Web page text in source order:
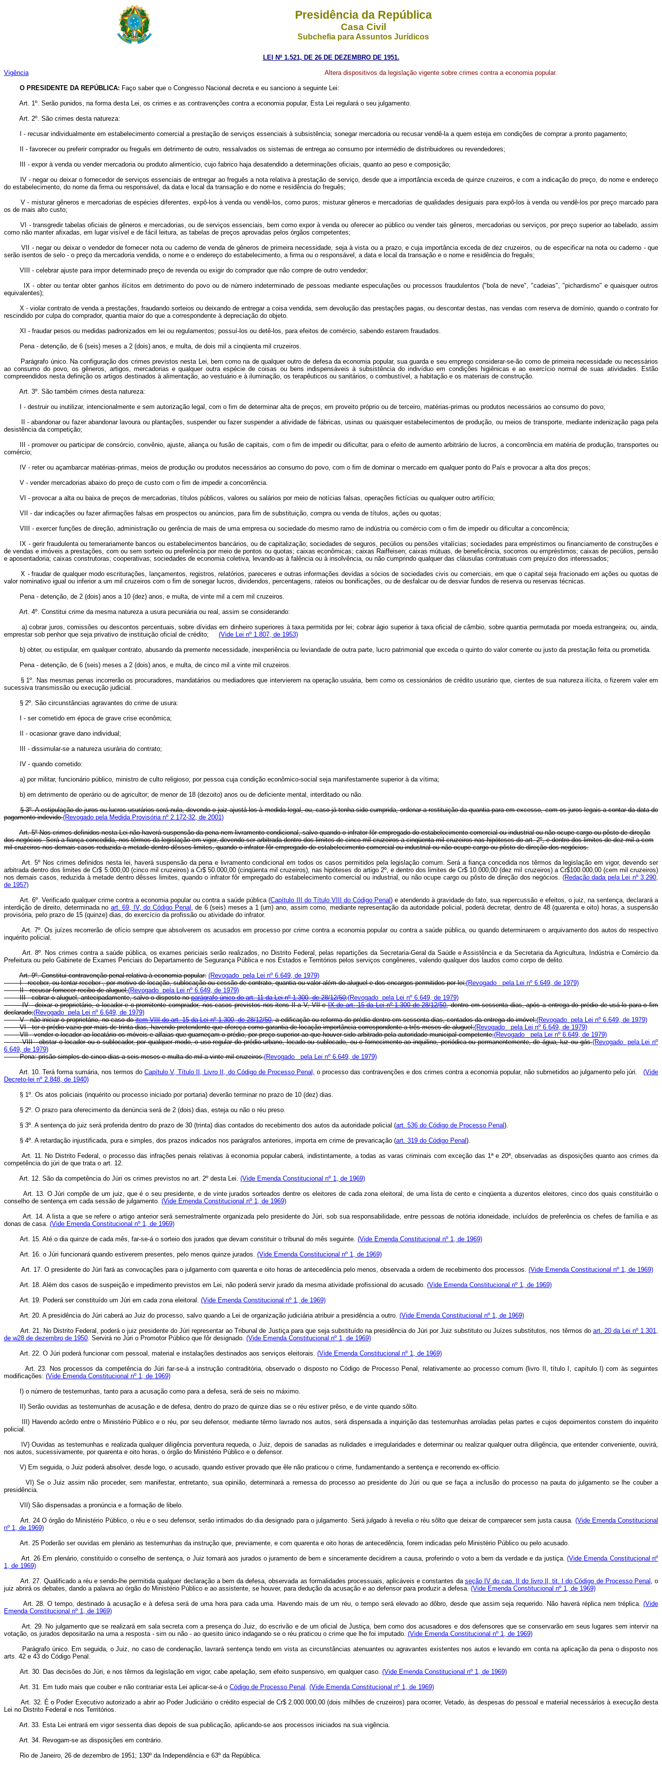
Presidência da República
Casa Civil
Subchefia para Assuntos Jurídicos
LEI Nº 1.521, DE 26 DE DEZEMBRO DE 1951.
Vigência Altera dispositivos da legislação vigente sobre crimes contra a economia popular.
O PRESIDENTE DA REPÚBLICA: Faço saber que o Congresso Nacional decreta e eu sanciono a seguinte Lei:
Art. 1º. Serão punidos, na forma desta Lei, os crimes e as contravenções contra a economia popular, Esta Lei regulará o seu julgamento.
Art. 2º. São crimes desta natureza:
I - recusar individualmente em estabelecimento comercial a prestação de serviços essenciais à subsistência; sonegar mercadoria ou recusar vendê-la a quem esteja em condições de comprar a pronto pagamento;
II - favorecer ou preferir comprador ou freguês em detrimento de outro, ressalvados os sistemas de entrega ao consumo por intermédio de distribuidores ou revendedores;
III - expor à venda ou vender mercadoria ou produto alimentício, cujo fabrico haja desatendido a determinações oficiais, quanto ao peso e composição;
IV - negar ou deixar o fornecedor de serviços essenciais de entregar ao freguês a nota relativa à prestação de serviço, desde que a importância exceda de quinze cruzeiros, e com a indicação do preço, do nome e endereço
do estabelecimento, do nome da firma ou responsável, da data e local da transação e do nome e residência do freguês;
V - misturar gêneros e mercadorias de espécies diferentes, expô-los à venda ou vendê-los, como puros; misturar gêneros e mercadorias de qualidades desiguais para expô-los à venda ou vendê-los por preço marcado para
os de mais alto custo;
VI - transgredir tabelas oficiais de gêneros e mercadorias, ou de serviços essenciais, bem como expor à venda ou oferecer ao público ou vender tais gêneros, mercadorias ou serviços, por preço superior ao tabelado, assim
como não manter afixadas, em lugar visível e de fácil leitura, as tabelas de preços aprovadas pelos órgãos competentes;
VII - negar ou deixar o vendedor de fornecer nota ou caderno de venda de gêneros de primeira necessidade, seja à vista ou a prazo, e cuja importância exceda de dez cruzeiros, ou de especificar na nota ou caderno - que
serão isentos de selo - o preço da mercadoria vendida, o nome e o endereço do estabelecimento, a firma ou o responsável, a data e local da transação e o nome e residência do freguês;
VIII - celebrar ajuste para impor determinado preço de revenda ou exigir do comprador que não compre de outro vendedor;
IX - obter ou tentar obter ganhos ilícitos em detrimento do povo ou de número indeterminado de pessoas mediante especulações ou processos fraudulentos ("bola de neve", "cadeias", "pichardismo" e quaisquer outros
equivalentes);
X - violar contrato de venda a prestações, fraudando sorteios ou deixando de entregar a coisa vendida, sem devolução das prestações pagas, ou descontar destas, nas vendas com reserva de domínio, quando o contrato for
rescindido por culpa do comprador, quantia maior do que a correspondente à depreciação do objeto.
XI - fraudar pesos ou medidas padronizados em lei ou regulamentos; possuí-los ou detê-los, para efeitos de comércio, sabendo estarem fraudados.
Pena - detenção, de 6 (seis) meses a 2 (dois) anos, e multa, de dois mil a cinqüenta mil cruzeiros.
Parágrafo único. Na configuração dos crimes previstos nesta Lei, bem como na de qualquer outro de defesa da economia popular, sua guarda e seu emprego considerar-se-ão como de primeira necessidade ou necessários
ao consumo do povo, os gêneros, artigos, mercadorias e qualquer outra espécie de coisas ou bens indispensáveis à subsistência do indivíduo em condições higiênicas e ao exercício normal de suas atividades. Estão
compreendidos nesta definição os artigos destinados à alimentação, ao vestuário e à iluminação, os terapêuticos ou sanitários, o combustível, a habitação e os materiais de construção.
Art. 3º. São também crimes desta natureza:
I - destruir ou inutilizar, intencionalmente e sem autorização legal, com o fim de determinar alta de preços, em proveito próprio ou de terceiro, matérias-primas ou produtos necessários ao consumo do povo;
II - abandonar ou fazer abandonar lavoura ou plantações, suspender ou fazer suspender a atividade de fábricas, usinas ou quaisquer estabelecimentos de produção, ou meios de transporte, mediante indenização paga pela
desistência da competição;
III - promover ou participar de consórcio, convênio, ajuste, aliança ou fusão de capitais, com o fim de impedir ou dificultar, para o efeito de aumento arbitrário de lucros, a concorrência em matéria de produção, transportes ou
comércio;
IV - reter ou açambarcar matérias-primas, meios de produção ou produtos necessários ao consumo do povo, com o fim de dominar o mercado em qualquer ponto do País e provocar a alta dos preços;
V - vender mercadorias abaixo do preço de custo com o fim de impedir a concorrência.
VI - provocar a alta ou baixa de preços de mercadorias, títulos públicos, valores ou salários por meio de notícias falsas, operações fictícias ou qualquer outro artifício;
VII - dar indicações ou fazer afirmações falsas em prospectos ou anúncios, para fim de substituição, compra ou venda de títulos, ações ou quotas;
VIII - exercer funções de direção, administração ou gerência de mais de uma empresa ou sociedade do mesmo ramo de indústria ou comércio com o fim de impedir ou dificultar a concorrência;
IX - gerir fraudulenta ou temerariamente bancos ou estabelecimentos bancários, ou de capitalização; sociedades de seguros, pecúlios ou pensões vitalícias; sociedades para empréstimos ou financiamento de construções e
de vendas e imóveis a prestações, com ou sem sorteio ou preferência por meio de pontos ou quotas; caixas econômicas; caixas Raiffeisen; caixas mútuas, de beneficência, socorros ou empréstimos; caixas de pecúlios, pensão
e aposentadoria; caixas construtoras; cooperativas; sociedades de economia coletiva, levando-as à falência ou à insolvência, ou não cumprindo qualquer das cláusulas contratuais com prejuízo dos interessados;
X - fraudar de qualquer modo escriturações, lançamentos, registros, relatórios, pareceres e outras informações devidas a sócios de sociedades civis ou comerciais, em que o capital seja fracionado em ações ou quotas de
valor nominativo igual ou inferior a um mil cruzeiros com o fim de sonegar lucros, dividendos, percentagens, rateios ou bonificações, ou de desfalcar ou de desviar fundos de reserva ou reservas técnicas.
Pena - detenção, de 2 (dois) anos a 10 (dez) anos, e multa, de vinte mil a cem mil cruzeiros.
Art. 4º. Constitui crime da mesma natureza a usura pecuniária ou real, assim se considerando:
a) cobrar juros, comissões ou descontos percentuais, sobre dívidas em dinheiro superiores à taxa permitida por lei; cobrar ágio superior à taxa oficial de câmbio, sobre quantia permutada por moeda estrangeira; ou, ainda,
emprestar sob penhor que seja privativo de instituição oficial de crédito; (Vide Lei nº 1.807, de 1953)
b) obter, ou estipular, em qualquer contrato, abusando da premente necessidade, inexperiência ou leviandade de outra parte, lucro patrimonial que exceda o quinto do valor corrente ou justo da prestação feita ou prometida.
Pena - detenção, de 6 (seis) meses a 2 (dois) anos, e multa, de cinco mil a vinte mil cruzeiros.
§ 1º. Nas mesmas penas incorrerão os procuradores, mandatários ou mediadores que intervierem na operação usuária, bem como os cessionários de crédito usurário que, cientes de sua natureza ilícita, o fizerem valer em
sucessiva transmissão ou execução judicial.
§ 2º. São circunstâncias agravantes do crime de usura:
I - ser cometido em época de grave crise econômica;
II - ocasionar grave dano individual;
III - dissimular-se a natureza usurária do contrato;
IV - quando cometido:
a) por militar, funcionário público, ministro de culto religioso; por pessoa cuja condição econômico-social seja manifestamente superior à da vítima;
b) em detrimento de operário ou de agricultor; de menor de 18 (dezoito) anos ou de deficiente mental, interditado ou não.
§ 3º. A estipulação de juros ou lucros usurários será nula, devendo o juiz ajustá-los à medida legal, ou, caso já tenha sido cumprida, ordenar a restituição da quantia para em excesso, com os juros legais a contar da data do
pagamento indevido.(Revogado pela Medida Provisória nº 2.172-32, de 2001)
Art. 5º Nos crimes definidos nesta Lei não haverá suspensão da pena nem livramento condicional, salvo quando o infrator fôr empregado do estabelecimento comercial ou industrial ou não ocupe cargo ou pôsto de direção
dos negócios. Será a fiança concedida, nos têrmos da legislação em vigor, devendo ser arbitrada dentro dos limites de cinco mil cruzeiros a cinqüenta mil cruzeiros nas hipóteses do art. 2º, e dentro dos limites de dez mil a cem
mil cruzeiros nos demais casos reduzida a metade dentro dêsses limites, quando o infrator fôr empregado do estabelecimento comercial ou industrial ou não ocupe cargo ou pôsto de direção dos negócios.
Art. 5º Nos crimes definidos nesta lei, haverá suspensão da pena e livramento condicional em todos os casos permitidos pela legislação comum. Será a fiança concedida nos têrmos da legislação em vigor, devendo ser
arbitrada dentro dos limites de Cr$ 5.000,00 (cinco mil cruzeiros) a Cr$ 50.000,00 (cinqüenta mil cruzeiros), nas hipóteses do artigo 2º, e dentro dos limites de Cr$ 10.000,00 (dez mil cruzeiros) a Cr$100.000,00 (cem mil cruzeiros)
nos demais casos, reduzida à metade dentro dêsses limites, quando o infrator fôr empregado do estabelecimento comercial ou industrial, ou não ocupe cargo ou pôsto de direção dos negócios. (Redação dada pela Lei nº 3.290,
de 1957)
Art. 6º. Verificado qualquer crime contra a economia popular ou contra a saúde pública (Capítulo III do Título VIII do Código Penal) e atendendo à gravidade do fato, sua repercussão e efeitos, o juiz, na sentença, declarará a
interdição de direito, determinada no art. 69, IV, do Código Penal , de 6 (seis) meses a 1 (um) ano, assim como, mediante representação da autoridade policial, poderá decretar, dentro de 48 (quarenta e oito) horas, a suspensão
provisória, pelo prazo de 15 (quinze) dias, do exercício da profissão ou atividade do infrator.
Art. 7º. Os juízes recorrerão de ofício sempre que absolverem os acusados em processo por crime contra a economia popular ou contra a saúde pública, ou quando determinarem o arquivamento dos autos do respectivo
inquérito policial.
Art. 8º. Nos crimes contra a saúde pública, os exames periciais serão realizados, no Distrito Federal, pelas repartições da Secretaria-Geral da Saúde e Assistência e da Secretaria da Agricultura, Indústria e Comércio da
Prefeitura ou pelo Gabinete de Exames Periciais do Departamento de Segurança Pública e nos Estados e Territórios pelos serviços congêneres, valendo qualquer dos laudos como corpo de delito.
Art. 9º. Constitui contravenção penal relativa à economia popular: (Revogado pela Lei nº 6.649, de 1979)
I - receber, ou tentar receber , por motivo de locação, sublocação ou cessão de contrato, quantia ou valor além do aluguel e dos encargos permitidos por lei;(Revogado pela Lei nº 6.649, de 1979)
II - recusar fornecer recibo de aluguel;(Revogado pela Lei nº 6.649, de 1979)
III - cobrar o aluguel, antecipadamente, salvo o disposto noparágrafo único do art. 11 da Lei nº 1.300, de 28/12/50;(Revogado pela Lei nº 6.649, de 1979)
IV - deixar o proprietário, o locador e o promitente comprador, nos casos previstos nos itens II a V, VII eIX do art. 15 da Lei nº 1.300 de 28/12/50, dentro em sessenta dias, após a entrega do prédio de usá-lo para o fim
declarado;(Revogado pela Lei nº 6.649, de 1979)
V - não iniciar o proprietário, no caso doitem VIII do art. 15 da Lei nº 1.300, de 28/12/50, a edificação ou reforma do prédio dentro em sessenta dias, contados da entrega do imóvel;(Revogado pela Lei nº 6.649, de 1979)
VI - ter o prédio vazio por mais de trinta dias, havendo pretendente que ofereça como garantia de locação importância correspondente a três meses de aluguel;(Revogado pela Lei nº 6.649, de 1979)
VII - vender o locador ao locatário os móveis e alfaias que guarneçam o prédio, por preço superior ao que houver sido arbitrado pela autoridade municipal competente;(Revogado pela Lei nº 6.649, de 1979)
VIII - obstar o locador ou o sublocador, por qualquer modo, o uso regular do prédio urbano, locado ou sublocado, ou o fornecimento ao inquilino, periódica ou permanentemente, de água, luz ou gás.(Revogado pela Lei nº
6.649, de 1979)
Pena: prisão simples de cinco dias a seis meses e multa de mil a vinte mil cruzeiros.(Revogado pela Lei nº 6.649, de 1979)
Art. 10. Terá forma sumária, nos termos doCapítulo V, Título II, Livro II, do Código de Processo Penal, o processo das contravenções e dos crimes contra a economia popular, não submetidos ao julgamento pelo júri.(Vide
Decreto-lei nº 2.848, de 1940)
§ 1º. Os atos policiais (inquérito ou processo iniciado por portaria) deverão terminar no prazo de 10 (dez) dias.
§ 2º. O prazo para oferecimento da denúncia será de 2 (dois) dias, esteja ou não o réu preso.
§ 3º. A sentença do juiz será proferida dentro do prazo de 30 (trinta) dias contados do recebimento dos autos da autoridade policial (art. 536 do Código de Processo Penal).
§ 4º. A retardação injustificada, pura e simples, dos prazos indicados nos parágrafos anteriores, importa em crime de prevaricação (art. 319 do Código Penal).
Art. 11. No Distrito Federal, o processo das infrações penais relativas à economia popular caberá, indistintamente, a todas as varas criminais com exceção das 1ª e 20ª, observadas as disposições quanto aos crimes da
competência do júri de que trata o art. 12.
Art. 12. São da competência do Júri os crimes previstos no art. 2º desta Lei. (Vide Emenda Constitucional nº 1, de 1969)
Art. 13. O Júri compõe de um juiz, que é o seu presidente, e de vinte jurados sorteados dentre os eleitores de cada zona eleitoral, de uma lista de cento e cinqüenta a duzentos eleitores, cinco dos quais constituirão o
conselho de sentença em cada sessão de julgamento. (Vide Emenda Constitucional nº 1, de 1969)
Art. 14. A lista a que se refere o artigo anterior será semestralmente organizada pelo presidente do Júri, sob sua responsabilidade, entre pessoas de notória idoneidade, incluídos de preferência os chefes de família e as
donas de casa. (Vide Emenda Constitucional nº 1, de 1969)
Art. 15. Até o dia quinze de cada mês, far-se-á o sorteio dos jurados que devam constituir o tribunal do mês seguinte. (Vide Emenda Constitucional nº 1, de 1969)
Art. 16. o Júri funcionará quando estiverem presentes, pelo menos quinze jurados. (Vide Emenda Constitucional nº 1, de 1969)
Art. 17. O presidente do Júri fará as convocações para o julgamento com quarenta e oito horas de antecedência pelo menos, observada a ordem de recebimento dos processos. (Vide Emenda Constitucional nº 1, de 1969)
Art. 18. Além dos casos de suspeição e impedimento previstos em Lei, não poderá servir jurado da mesma atividade profissional do acusado. (Vide Emenda Constitucional nº 1, de 1969)
Art. 19. Poderá ser constituído um Júri em cada zona eleitoral. (Vide Emenda Constitucional nº 1, de 1969)
Art. 20. A presidência do Júri caberá ao Juiz do processo, salvo quando a Lei de organização judiciária atribuir a presidência a outro. (Vide Emenda Constitucional nº 1, de 1969)
Art. 21. No Distrito Federal, poderá o juiz presidente do Júri representar ao Tribunal de Justiça para que seja substituído na presidência do Júri por Juiz substituto ou Juízes substitutos, nos têrmos do art. 20 da Lei nº 1.301,
de w28 de dezembro de 1950. Servirá no Júri o Promotor Público que fôr designado. (Vide Emenda Constitucional nº 1, de 1969)
Art. 22. O Júri poderá funcionar com pessoal, material e instalações destinados aos serviços eleitorais. (Vide Emenda Constitucional nº 1, de 1969)
Art. 23. Nos processos da competência do Júri far-se-á a instrução contraditória, observado o disposto no Código de Processo Penal, relativamente ao processo comum (livro II, título I, capítulo I) com às seguintes
modificações: (Vide Emenda Constitucional nº 1, de 1969)
I) o número de testemunhas, tanto para a acusação como para a defesa, será de seis no máximo.
II) Serão ouvidas as testemunhas de acusação e de defesa, dentro do prazo de quinze dias se o réu estiver prêso, e de vinte quando sôlto.
III) Havendo acôrdo entre o Ministério Público e o réu, por seu defensor, mediante têrmo lavrado nos autos, será dispensada a inquirição das testemunhas arroladas pelas partes e cujos depoimentos constem do inquérito
policial.
IV) Ouvidas as testemunhas e realizada qualquer diligência porventura requeda, o Juiz, depois de sanadas as nulidades e irregularidades e determinar ou realizar qualquer outra diligência, que entender conveniente, ouvirá,
nos autos, sucessivamente, por quarenta e oito horas, o órgão do Ministério Público e o defensor.
V) Em seguida, o Juiz poderá absolver, desde logo, o acusado, quando estiver provado que êle não praticou o crime, fundamentando a sentença e recorrendo ex-officio.
VI) Se o Juiz assim não proceder, sem manifestar, entretanto, sua opinião, determinará a remessa do processo ao presidente do Júri ou que se faça a inclusão do processo na pauta do julgamento se lhe couber a
presidência.
VII) São dispensadas a pronúncia e a formação de libelo.
Art. 24 O órgão do Ministério Público, o réu e o seu defensor, serão intimados do dia designado para o julgamento. Será julgado à revelia o réu sôlto que deixar de comparecer sem justa causa. (Vide Emenda Constitucional
nº 1, de 1969)
Art. 25 Poderão ser ouvidas em plenário as testemunhas da instrução que, previamente, e com quarenta e oito horas de antecedência, forem indicadas pelo Ministério Público ou pelo acusado.
Art. 26 Em plenário, constituído o conselho de sentença, o Juiz tomará aos jurados o juramento de bem e sinceramente decidirem a causa, proferindo o voto a bem da verdade e da justiça.(Vide Emenda Constitucional nº
1, de 1969)
Art. 27. Qualificado a réu e sendo-lhe permitida qualquer declaração a bem da defesa, observada as formalidades processuais, aplicáveis e constantes da seção IV do cap. II do livro Il, tit. I do Código de Processo Penal , o
juiz abrirá os debates, dando a palavra ao órgão do Ministério Público e ao assistente, se houver, para dedução da acusação e ao defensor para produzir a defesa. (Vide Emenda Constitucional nº 1, de 1969)
Art. 28. O tempo, destinado à acusação e à defesa será de uma hora para cada uma. Havendo mais de um réu, o tempo será elevado ao dôbro, desde que assim seja requerido. Não haverá réplica nem tréplica.(Vide
Emenda Constitucional nº 1, de 1969)
Art. 29. No julgamento que se realizará em sala secreta com a presença do Juiz, do escrivão e de um oficial de Justiça, bem como dos acusadores e dos defensores que se conservarão em seus lugares sem intervir na
votação, os jurados depositarão na urna a resposta - sim ou não - ao quesito único indagando se o réu praticou o crime que lhe foi imputado. (Vide Emenda Constitucional nº 1, de 1969)
Parágrafo único. Em seguida, o Juiz, no caso de condenação, lavrará sentença tendo em vista as circunstâncias atenuantes ou agravantes existentes nos autos e levando em conta na aplicação da pena o disposto nos
arts. 42 e 43 do Código Penal.
Art. 30. Das decisões do Júri, e nos têrmos da legislação em vigor, cabe apelação, sem efeito suspensivo, em qualquer caso. (Vide Emenda Constitucional nº 1, de 1969)
Art. 31. Em tudo mais que couber e não contrariar esta Lei aplicar-se-á o Código de Processo Penal . (Vide Emenda Constitucional nº 1, de 1969)
Art. 32. É o Poder Executivo autorizado a abrir ao Poder Judiciário o crédito especial de Cr$ 2.000.000,00 (dois milhões de cruzeiros) para ocorrer, Vetado, às despesas do pessoal e material necessários à execução desta
Lei no Distrito Federal e nos Territórios.
Art. 33. Esta Lei entrará em vigor sessenta dias depois de sua publicação, aplicando-se aos processos iniciados na sua vigência.
Art. 34. Revogam-se as disposições em contrário.
Rio de Janeiro, 26 de dezembro de 1951; 130º da Independência e 63º da República.